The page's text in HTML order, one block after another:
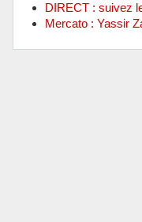
DIRECT : suivez
Mercato : Yassir